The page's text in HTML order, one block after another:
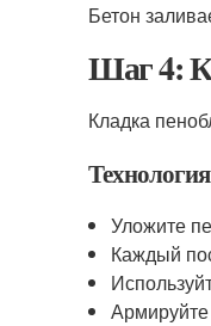
Бетон
Шаг 4:
Кладка
Уложите
Каждый